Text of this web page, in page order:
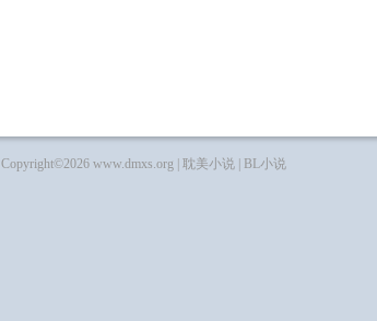
Copyright©2026 www.dmxs.org | 耽美小说| BL小说